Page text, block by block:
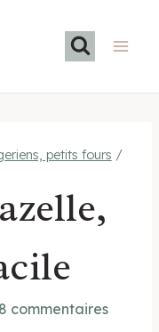
petits fours /
commentaires